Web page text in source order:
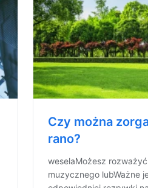
Czy można
rano?
weselaMożesz
muzycznego lubWażne